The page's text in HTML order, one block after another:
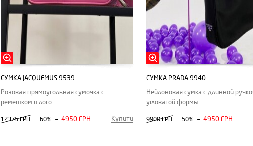
СУМКА JACQUEMUS 9539
Розовая прямоугольная сумочка с
ремешком и лого
12375 ГРН — 60% = 4950 ГРН Купити
СУМКА РRADA 9940
Нейлоновая сумка с длинной
угловатой формы
9900 ГРН — 50% = 4950 ГРН